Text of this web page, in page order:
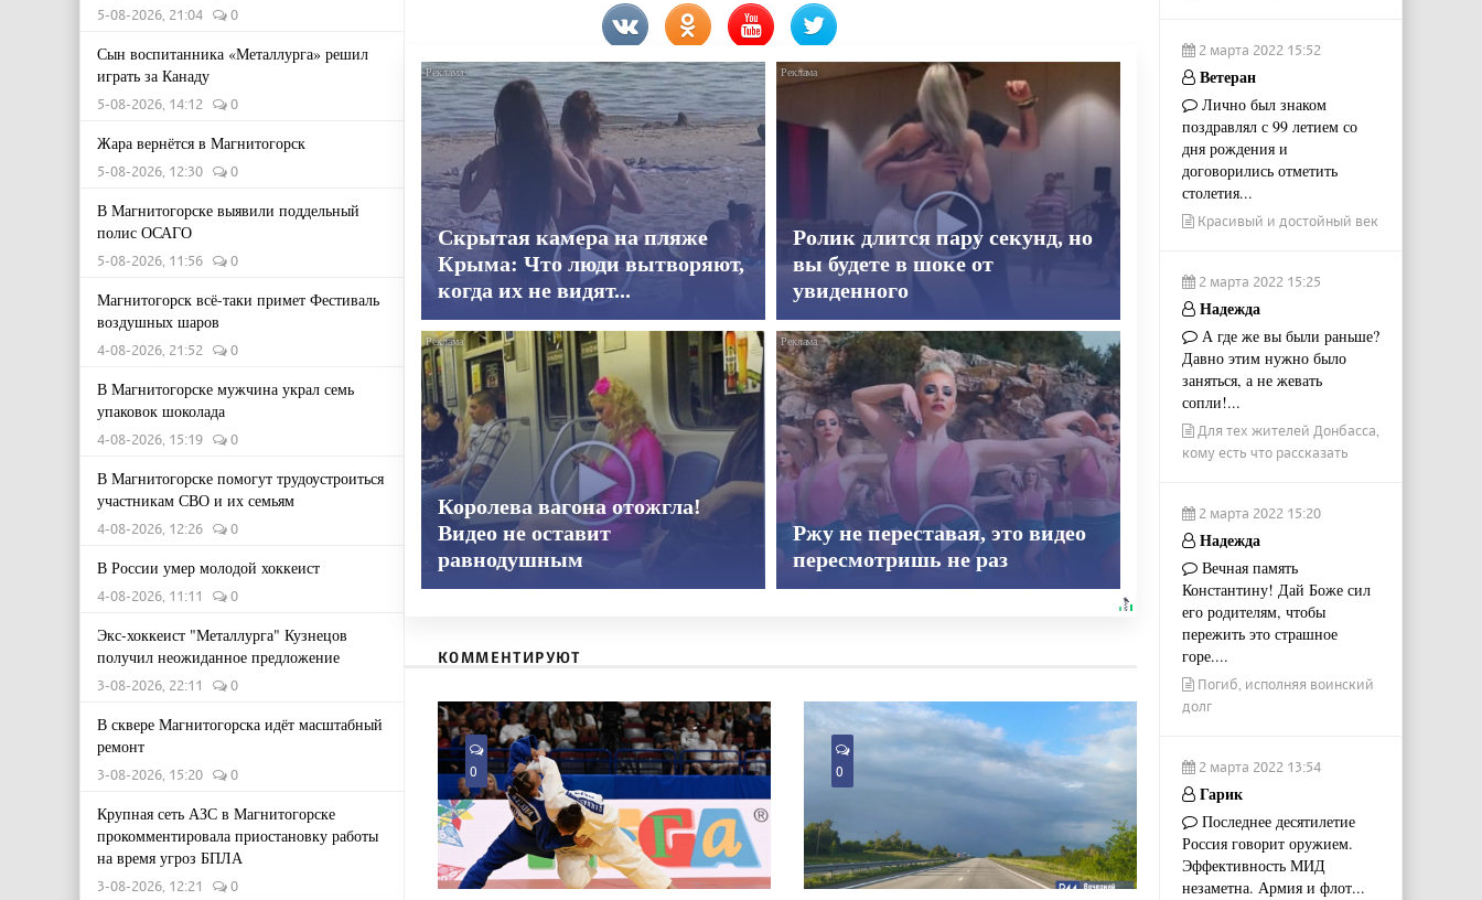
5-08-2026, 21:04 0
Сын воспитанника «Металлурга» решил
играть за Канаду
5-08-2026, 14:12 0
Жара вернётся в Магнитогорск
5-08-2026, 12:30 0
В Магнитогорске выявили поддельный
полис ОСАГО
5-08-2026, 11:56 0
Магнитогорск всё-таки примет Фестиваль
воздушных шаров
4-08-2026, 21:52 0
В Магнитогорске мужчина украл семь
упаковок шоколада
4-08-2026, 15:19 0
В Магнитогорске помогут трудоустроиться
участникам СВО и их семьям
4-08-2026, 12:26 0
В России умер молодой хоккеист
4-08-2026, 11:11 0
Экс-хоккеист "Металлурга" Кузнецов
получил неожиданное предложение
3-08-2026, 22:11 0
В сквере Магнитогорска идёт масштабный
ремонт
3-08-2026, 15:20 0
Крупная сеть АЗС в Магнитогорске
прокомментировала приостановку работы
на время угроз БПЛА
3-08-2026, 12:21 0
Скрытая камера на пляже
Крыма: Что люди вытворяют,
когда их не видят...
Ролик длится пару секунд, но
вы будете в шоке от
увиденного
Королева вагона отожгла!
Видео не оставит
равнодушным
Ржу не переставая, это видео
пересмотришь не раз
КОММЕНТИРУЮТ
0 0
2 марта 2022 15:52
Ветеран
Лично был знаком
поздравлял с 99 летием со
дня рождения и
договорились отметить
столетия...
Красивый и достойный век
2 марта 2022 15:25
Надежда
А где же вы были раньше?
Давно этим нужно было
заняться, а не жевать
сопли!...
Для тех жителей Донбасса,
кому есть что рассказать
2 марта 2022 15:20
Надежда
Вечная память
Константину! Дай Боже сил
его родителям, чтобы
пережить это страшное
горе....
Погиб, исполняя воинский
долг
2 марта 2022 13:54
Гарик
Последнее десятилетие
Россия говорит оружием.
Эффективность МИД
незаметна. Армия и флот...